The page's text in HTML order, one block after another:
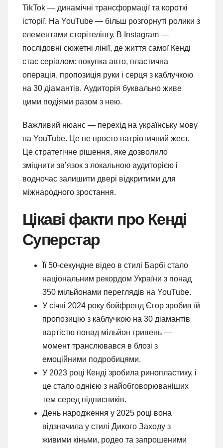
TikTok — динамічні трансформації та короткі
історії. На YouTube — більш розгорнуті ролики з
елементами сторітелінгу. В Instagram —
послідовні сюжетні лінії, де життя самої Кенді
стає серіалом: покупка авто, пластична
операція, пропозиція руки і серця з каблучкою
на 30 діамантів. Аудиторія буквально живе
цими подіями разом з нею.
Важливий нюанс — перехід на українську мову
на YouTube. Це не просто патріотичний жест.
Це стратегічне рішення, яке дозволило
зміцнити зв’язок з локальною аудиторією і
водночас залишити двері відкритими для
міжнародного зростання.
Цікаві факти про Кенді
Суперстар
Її 50-секундне відео в стилі Барбі стало
національним рекордом України з понад
350 мільйонами переглядів на YouTube.
У січні 2024 року бойфренд Єгор зробив їй
пропозицію з каблучкою на 30 діамантів
вартістю понад мільйон гривень —
момент транслювався в блозі з
емоційними подробицями.
У 2023 році Кенді зробила ринопластику, і
це стало однією з найобговорюваніших
тем серед підписників.
День народження у 2025 році вона
відзначила у стилі Дикого Заходу з
живими кіньми, родео та запрошеними